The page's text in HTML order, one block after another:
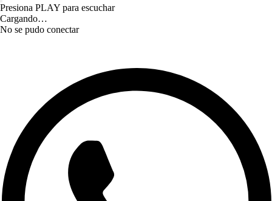
Presiona PLAY para escuchar
Cargando…
No se pudo conectar